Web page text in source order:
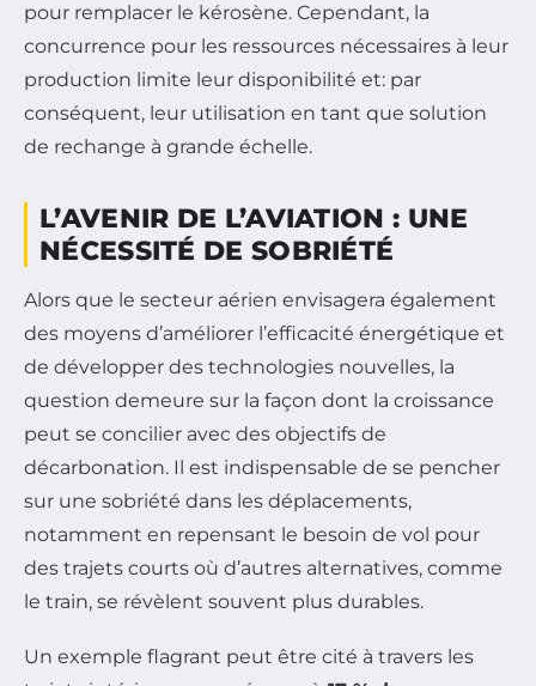
pour remplacer le kérosène. Cependant, la
concurrence pour les ressources nécessaires à leur
production limite leur disponibilité et: par
conséquent, leur utilisation en tant que solution
de rechange à grande échelle.
L’AVENIR DE L’AVIATION : UNE
NÉCESSITÉ DE SOBRIÉTÉ
Alors que le secteur aérien envisagera également
des moyens d’améliorer l’efficacité énergétique et
de développer des technologies nouvelles, la
question demeure sur la façon dont la croissance
peut se concilier avec des objectifs de
décarbonation. Il est indispensable de se pencher
sur une sobriété dans les déplacements,
notamment en repensant le besoin de vol pour
des trajets courts où d’autres alternatives, comme
le train, se révèlent souvent plus durables.
Un exemple flagrant peut être cité à travers les